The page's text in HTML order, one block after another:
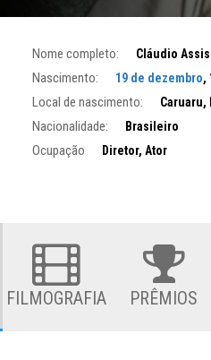
Nome completo: Cláudio Assis
Nascimento: 19 de dezembro,
Local de nascimento: Caruaru,
Nacionalidade: Brasileiro
Ocupação Diretor, Ator
FILMOGRAFIA PRÊMIOS